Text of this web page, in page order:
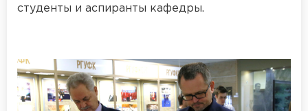
студенты и аспиранты кафедры.